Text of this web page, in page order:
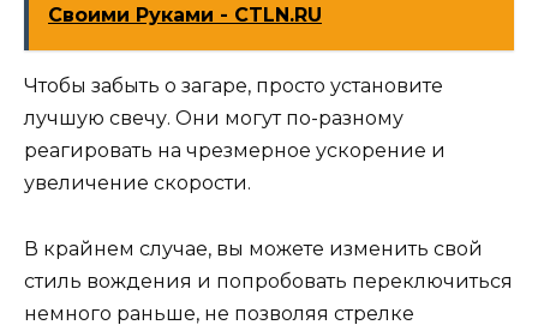
Своими Руками - CTLN.RU
Чтобы забыть о загаре, просто установите
лучшую свечу. Они могут по-разному
реагировать на чрезмерное ускорение и
увеличение скорости.
В крайнем случае, вы можете изменить свой
стиль вождения и попробовать переключиться
немного раньше, не позволяя стрелке